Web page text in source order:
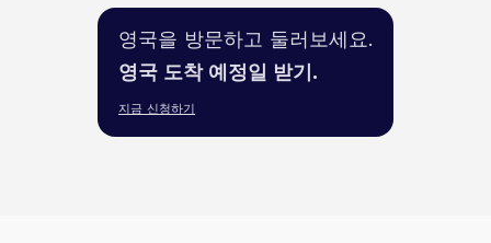
영국을 방문하고 둘러보세요.
영국 도착 예정일 받기.
지금 신청하기